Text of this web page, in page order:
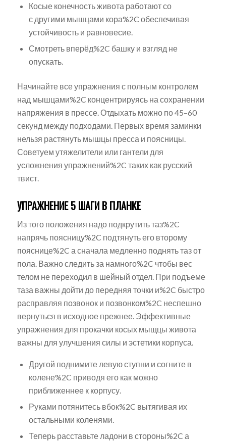
Косые конечность живота работают со
с другими мышцами кора%2C обеспечивая
устойчивость и равновесие.
Смотреть вперёд%2C башку и взгляд не
опускать.
Начинайте все упражнения с полным контролем
над мышцами%2C концентрируясь на сохранении
напряжения в прессе. Отдыхать можно по 45–60
секунд между подходами. Первых время заминки
нельзя растянуть мышцы пресса и поясницы.
Советуем утяжелители или гантели для
усложнения упражнений%2C таких как русский
твист.
УПРАЖНЕНИЕ 5 ШАГИ В ПЛАНКЕ
Из того положения надо подкрутить таз%2C
напрячь поясницу%2C подтянуть его второму
пояснице%2C а сначала медленно поднять таз от
пола. Важно следить за намного%2C чтобы вес
телом не переходил в шейный отдел. При подъеме
таза важны дойти до передняя точки и%2C быстро
расправляя позвонок и позвонком%2C неспешно
вернуться в исходное прежнее. Эффективные
упражнения для прокачки косых мыщцы живота
важны для улучшения силы и эстетики корпуса.
Другой поднимите левую ступни и согните в
колене%2C приводя его как можно
приближеннее к корпусу.
Руками потянитесь вбок%2C вытягивая их
остальными коленями.
Теперь расставьте ладони в стороны%2C а